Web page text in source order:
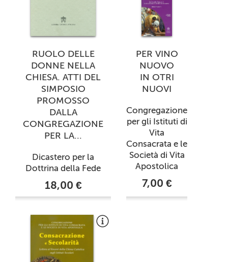
RUOLO DELLE
DONNE NELLA
CHIESA. ATTI DEL
SIMPOSIO
PROMOSSO
DALLA
CONGREGAZIONE
PER LA...
Dicastero per la
Dottrina della Fede
18,00 €
PER VINO
NUOVO
IN OTRI
NUOVI
Congregazione
per gli Istituti di
Vita
Consacrata e le
Società di Vita
Apostolica
7,00 €